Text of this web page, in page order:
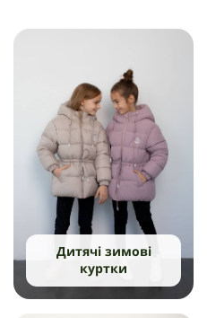
Дитячі зимові
куртки